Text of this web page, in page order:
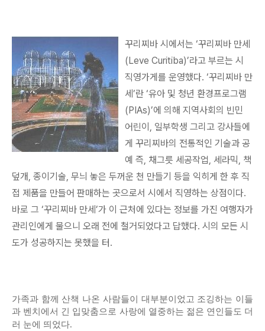
꾸리찌바 시에서는 ‘꾸리찌바 만세
(Leve Curitiba)’라고 부르는 시
직영가게를 운영했다. ‘꾸리찌바 만
세’란 ‘유아 및 청년 환경프로그램
(PIAs)’에 의해 지역사회의 빈민
어린이, 일부학생 그리고 강사들에
게 꾸리찌바의 전통적인 기술과 공
예 즉, 채그릇 세공작업, 세라믹, 책
덮개, 종이기술, 무늬 놓은 두꺼운 천 만들기 등을 익히게 한 후 직
접 제품을 만들어 판매하는 곳으로서 시에서 직영하는 상점이다.
바로 그 ‘꾸리찌바 만세’가 이 근처에 있다는 정보를 가진 여행자가
관리인에게 물으니 오래 전에 철거되었다고 답했다. 시의 모든 시
도가 성공하지는 못했을 터.
가족과 함께 산책 나온 사람들이 대부분이었고 조깅하는 이들
과 벤치에서 긴 입맞춤으로 사랑에 열중하는 젊은 연인들도 더
러 눈에 띄었다.